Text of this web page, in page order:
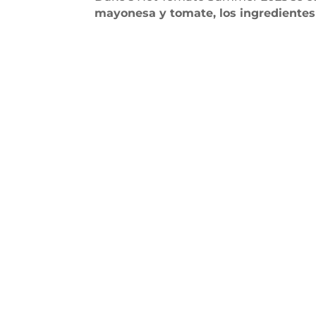
mayonesa y tomate, los